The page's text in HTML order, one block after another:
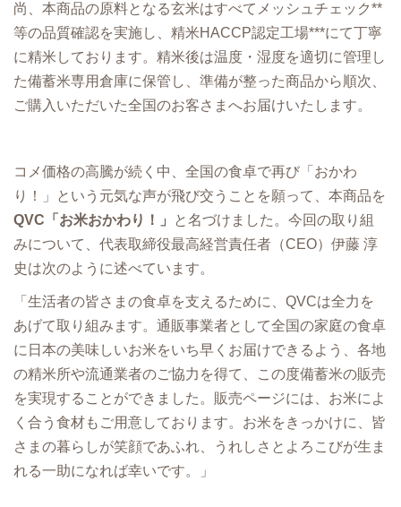
尚、本商品の原料となる玄米はすべてメッシュチェック**
等の品質確認を実施し、精米HACCP認定工場***にて丁寧
に精米しております。精米後は温度・湿度を適切に管理し
た備蓄米専用倉庫に保管し、準備が整った商品から順次、
ご購入いただいた全国のお客さまへお届けいたします。
コメ価格の高騰が続く中、全国の食卓で再び「おかわ
り！」という元気な声が飛び交うことを願って、本商品を
QVC「お米おかわり！」
と名づけました。今回の取り組
みについて、代表取締役最⾼経営責任者（CEO）伊藤 淳
史は次のように述べています。
「生活者の皆さまの食卓を支えるために、QVCは全力を
あげて取り組みます。通販事業者として全国の家庭の食卓
に日本の美味しいお米をいち早くお届けできるよう、各地
の精米所や流通業者のご協力を得て、この度備蓄米の販売
を実現することができました。販売ページには、お米によ
く合う食材もご用意しております。お米をきっかけに、皆
さまの暮らしが笑顔であふれ、うれしさとよろこびが生ま
れる一助になれば幸いです。」